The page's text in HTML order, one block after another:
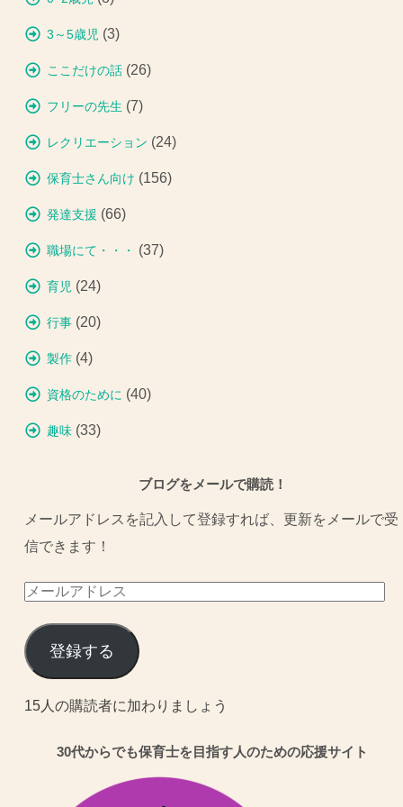
3～5歳児 (3)
ここだけの話 (26)
フリーの先生 (7)
レクリエーション (24)
保育士さん向け (156)
発達支援 (66)
職場にて・・・ (37)
育児 (24)
行事 (20)
製作 (4)
資格のために (40)
趣味 (33)
ブログをメールで購読！
メールアドレスを記入して登録すれば、更新をメールで受
信できます！
メ
ル
ア
ド
登録する
15人の購読者に加わりましょう
30代からでも保育士を目指す人のための応援サイト